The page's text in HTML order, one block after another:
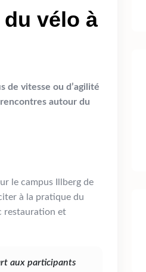
du vélo à
de vitesse ou d’agilité
autour du
le campus Illberg de
à la pratique du
restauration et
aux participants